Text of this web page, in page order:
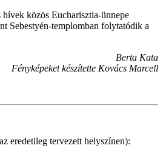
hívek közös Eucharisztia-ünnepe
Sebestyén-templomban folytatódik a
Berta Kata
Fényképeket készítette Kovács Marcell
eredetileg tervezett helyszínen):